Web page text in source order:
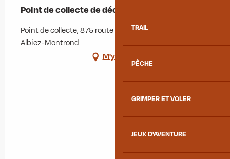
TRAIL
PÊCHE
GRIMPER ET VOLER
JEUX D'AVENTURE
Point de collecte de déchets
Point de collecte, 875 route d'Albiez-le-Jeune, 73300
Albiez-Montrond
M'y rendre